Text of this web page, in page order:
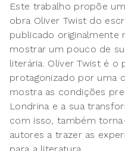
Este trabalho propõe
obra Oliver Twist do
publicado originalmente
mostrar um pouco de
literária. Oliver Twist é o
protagonizado por uma
mostra as condições
Londrina e a sua
com isso, também
autores a trazer as